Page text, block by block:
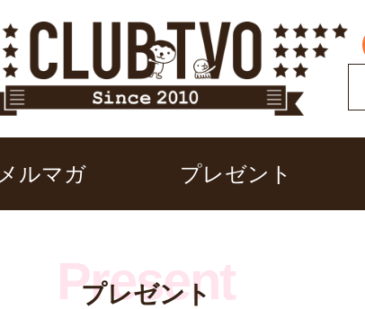
メルマガ プレゼント
プレゼント